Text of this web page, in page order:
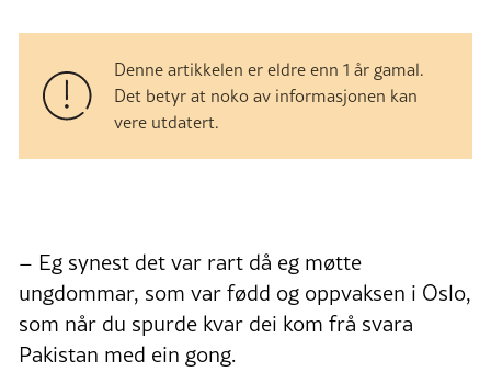
Denne artikkelen er eldre enn 1 år gamal.
Det betyr at noko av informasjonen kan
vere utdatert.
– Eg synest det var rart då eg møtte
ungdommar, som var fødd og oppvaksen i Oslo,
som når du spurde kvar dei kom frå svara
Pakistan med ein gong.